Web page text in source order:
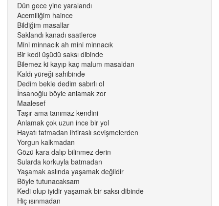
Dün gece yine yaralandı
Acemiliğim haince
Bildiğim masallar
Saklandı kanadı saatlerce
Mini minnacık ah mini minnacık
Bir kedi üşüdü saksı dibinde
Bilemez ki kayıp kaç malum masaldan
Kaldı yüreği sahibinde
Dedim bekle dedim sabırlı ol
İnsanoğlu böyle anlamak zor
Maalesef
Taşır ama tanımaz kendini
Anlamak çok uzun ince bir yol
Hayatı tatmadan ihtiraslı sevişmelerden
Yorgun kalkmadan
Gözü kara dalıp bilinmez derin
Sularda korkuyla batmadan
Yaşamak aslında yaşamak değildir
Böyle tutunacaksam
Kedi olup iyidir yaşamak bir saksı dibinde
Hiç ısınmadan